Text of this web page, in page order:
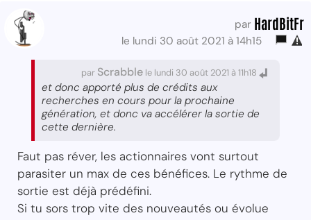
par HardBitFr
le lundi 30 août 2021 à 14h15
par Scrabble le lundi 30 août 2021 à 11h18
et donc apporté plus de crédits aux
recherches en cours pour la prochaine
génération, et donc va accélérer la sortie de
cette dernière.
Faut pas réver, les actionnaires vont surtout
parasiter un max de ces bénéfices. Le rythme de
sortie est déjà prédéfini.
Si tu sors trop vite des nouveautés ou évolue